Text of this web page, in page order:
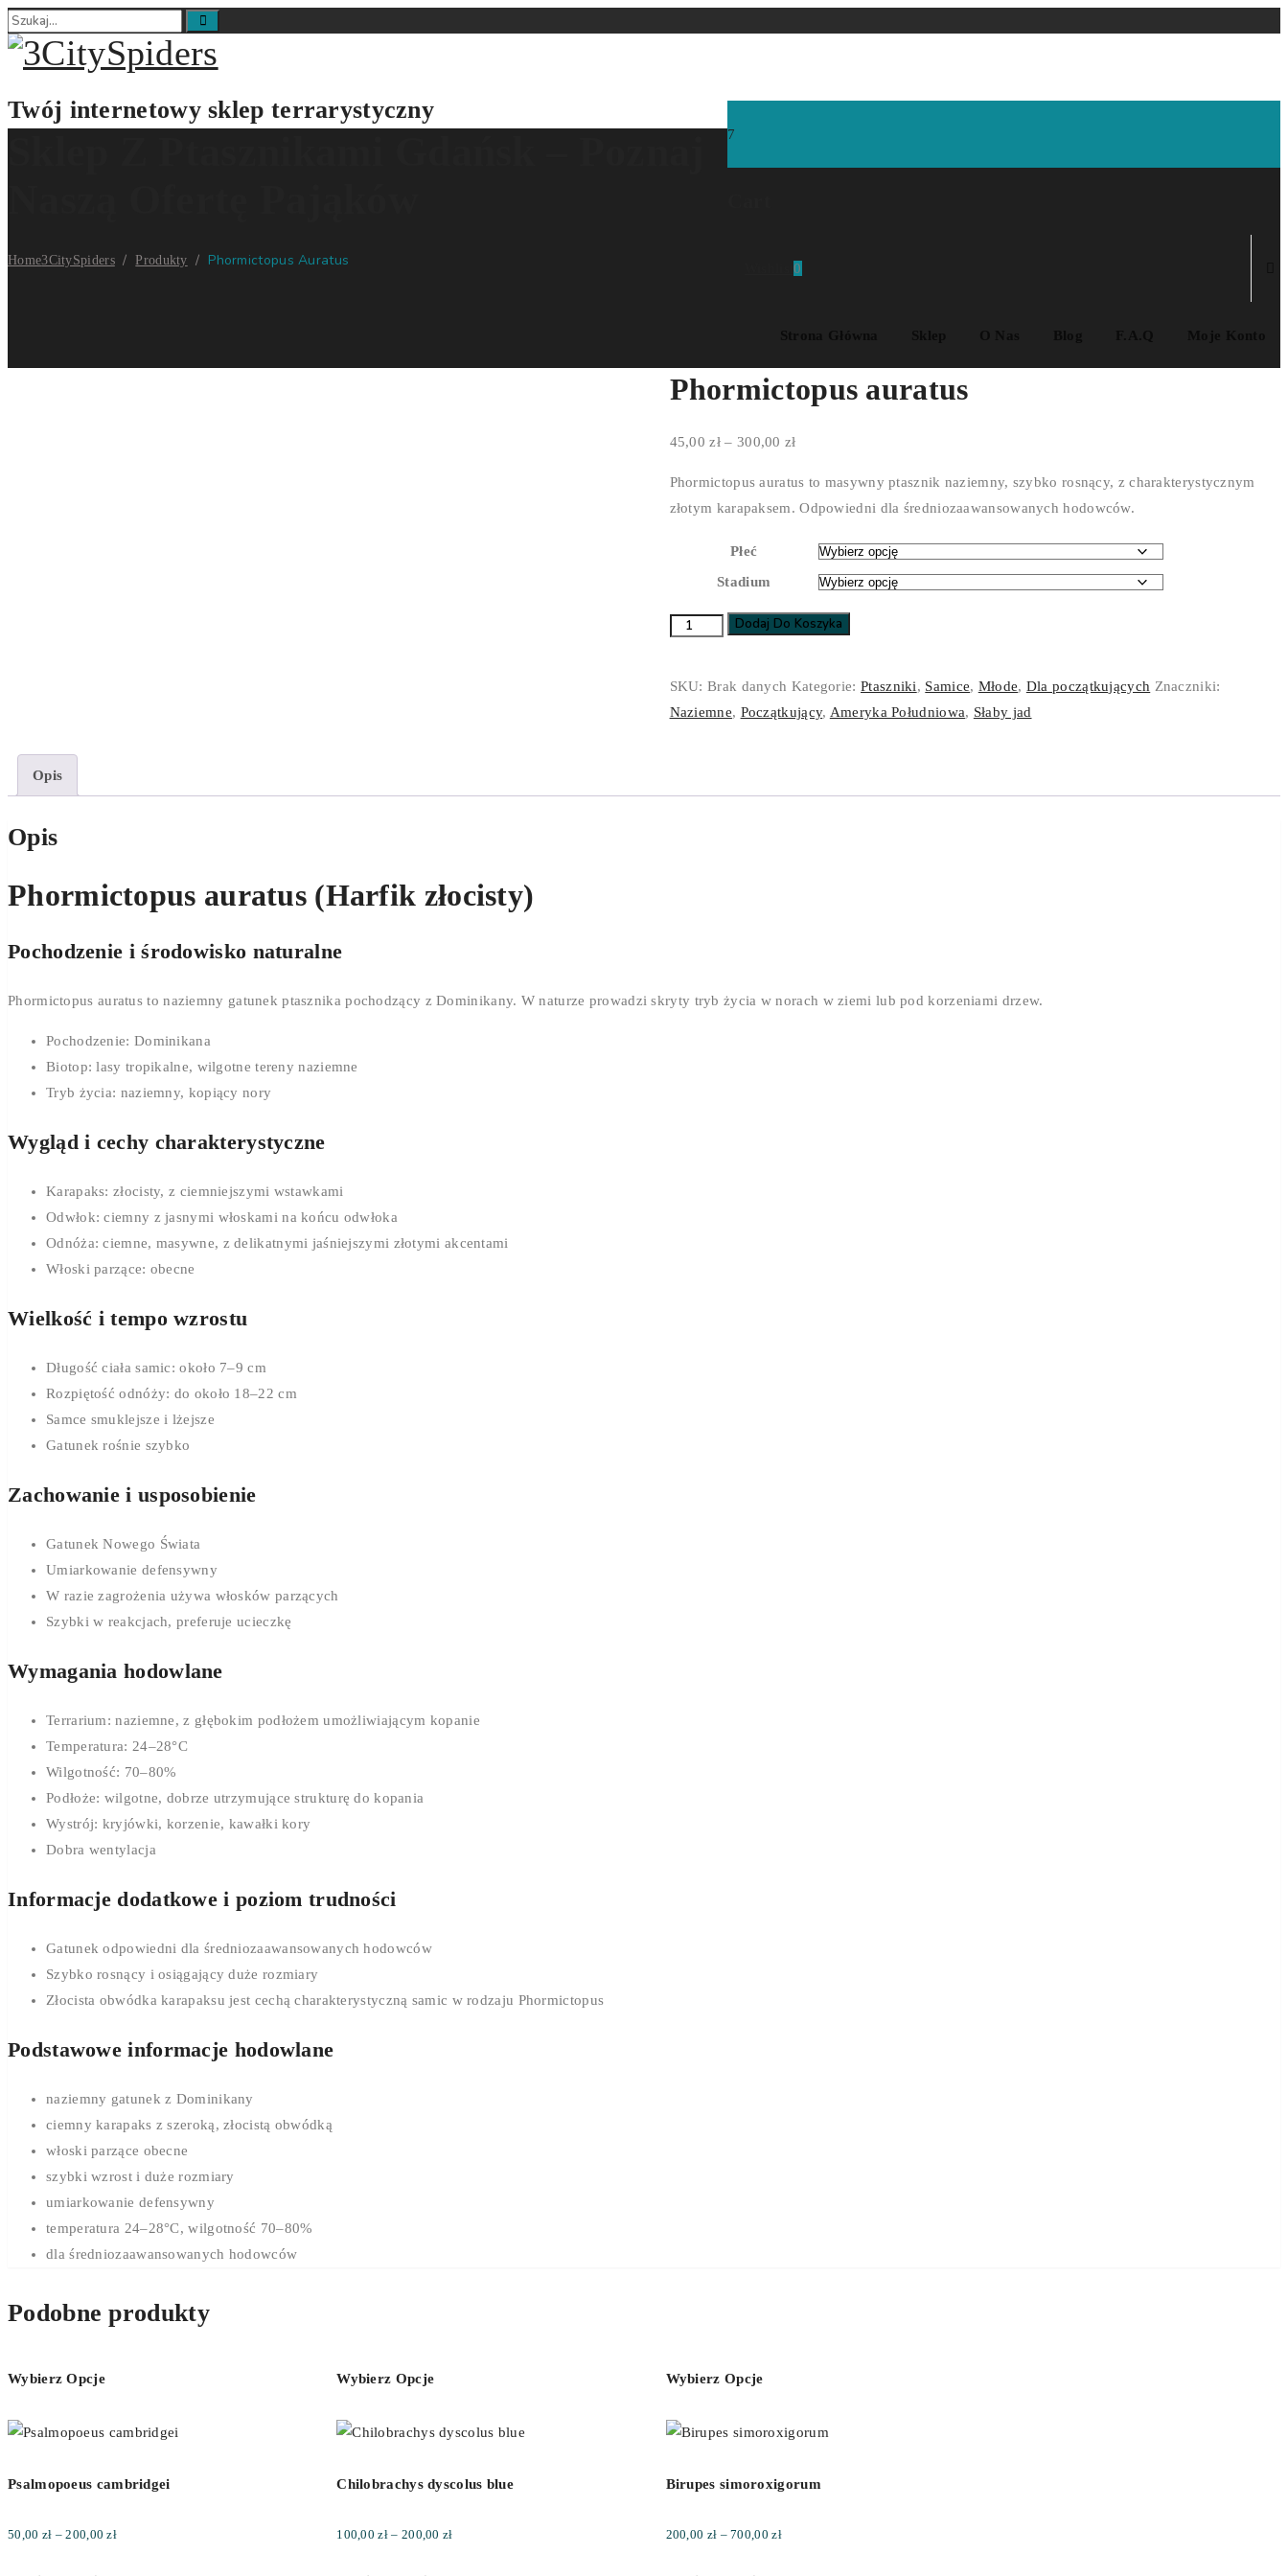
Twój internetowy sklep terrarystyczny
7
Wishlist0
Home3CitySpiders/Produkty / Phormictopus Auratus
Phormictopus auratus
45,00zł – 300,00złZakres
45,00 zł
300,00 zł
Phormictopus auratus to masywny ptasznik naziemny, szybko rosnący, z charakterystycznym
złotym karapaksem. Odpowiedni dla średniozaawansowanych hodowców.
Płeć
Stadium
ilość
Dodaj Do Koszyka
SKU:Brak danych Kategorie: Ptaszniki, Samice, Młode, Dla początkujących Znaczniki:
Naziemne, Początkujący, Ameryka Południowa, Słaby jad
Opis
Opis
Phormictopus auratus (Harfik złocisty)
Pochodzenie i środowisko naturalne
Phormictopus auratus to naziemny gatunek ptasznika pochodzący z Dominikany. W naturze prowadzi skryty tryb życia w norach w ziemi lub pod korzeniami drzew.
Pochodzenie: Dominikana
Biotop: lasy tropikalne, wilgotne tereny naziemne
Tryb życia: naziemny, kopiący nory
Wygląd i cechy charakterystyczne
Karapaks: złocisty, z ciemniejszymi wstawkami
Odwłok: ciemny z jasnymi włoskami na końcu odwłoka
Odnóża: ciemne, masywne, z delikatnymi jaśniejszymi złotymi akcentami
Włoski parzące: obecne
Wielkość i tempo wzrostu
Długość ciała samic: około 7–9 cm
Rozpiętość odnóży: do około 18–22 cm
Samce smuklejsze i lżejsze
Gatunek rośnie szybko
Zachowanie i usposobienie
Gatunek Nowego Świata
Umiarkowanie defensywny
W razie zagrożenia używa włosków parzących
Szybki w reakcjach, preferuje ucieczkę
Wymagania hodowlane
Terrarium: naziemne, z głębokim podłożem umożliwiającym kopanie
Temperatura: 24–28°C
Wilgotność: 70–80%
Podłoże: wilgotne, dobrze utrzymujące strukturę do kopania
Wystrój: kryjówki, korzenie, kawałki kory
Dobra wentylacja
Informacje dodatkowe i poziom trudności
Gatunek odpowiedni dla średniozaawansowanych hodowców
Szybko rosnący i osiągający duże rozmiary
Złocista obwódka karapaksu jest cechą charakterystyczną samic w rodzaju Phormictopus
Podstawowe informacje hodowlane
naziemny gatunek z Dominikany
ciemny karapaks z szeroką, złocistą obwódką
włoski parzące obecne
szybki wzrost i duże rozmiary
umiarkowanie defensywny
temperatura 24–28°C, wilgotność 70–80%
dla średniozaawansowanych hodowców
Podobne produkty
Wybierz Opcje
Psalmopoeus cambridgei
50,00 zł – 200,00złZakres
Wybierz Opcje
Chilobrachys dyscolus blue
100,00zł – 200,00złZakres
Wybierz Opcje
Birupes simoroxigorum
200,00 zł – 700,00złZakres